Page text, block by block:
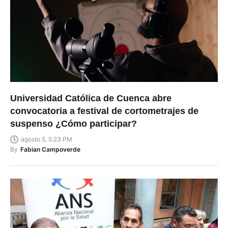
Universidad Católica de Cuenca abre
convocatoria a festival de cortometrajes de
suspenso ¿Cómo participar?
agosto 5, 5:23 PM
By Fabian Campoverde